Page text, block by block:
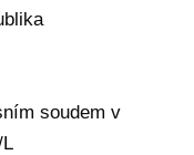
soudem v